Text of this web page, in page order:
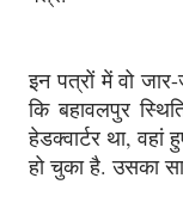
इन पत्रों में वो
कि बहावलपुर
हेडक्वार्टर था, वहां
हो चुका है. उसका